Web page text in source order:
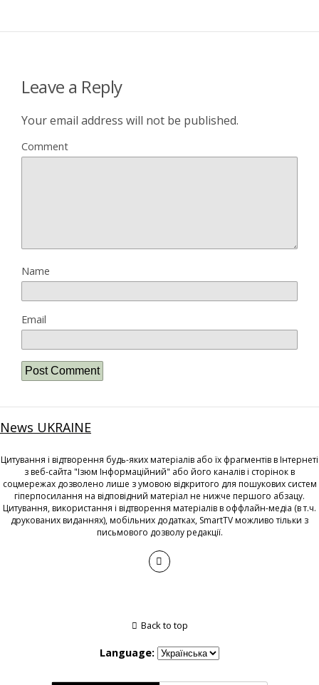
Leave a Reply
Your email address will not be published.
Comment
Name
Email
News UKRAINE
Цитування і відтворення будь-яких матеріалів або їх фрагментів в Інтернеті
з веб-сайта "Ізюм Інформаційний" або його каналів і сторінок в
соцмережах дозволено лише з умовою відкритого для пошукових систем
гіперпосилання на відповідний матеріал не нижче першого абзацу.
Цитування, використання і відтворення матеріалів в оффлайн-медіа (в т.ч.
друкованих виданнях), мобільних додатках, SmartTV можливо тільки з
письмового дозволу редакції.
Back to top
Language: